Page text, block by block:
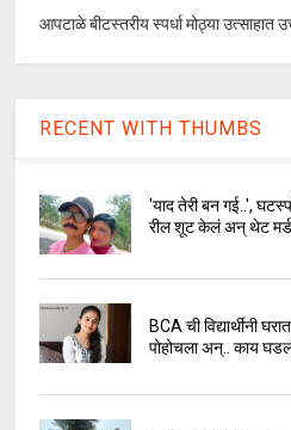
आपटाळे बीटस्तरीय स्पर्धा मोठ्या उत्साहात
RECENT WITH THUMBS
'याद तेरी बन गई..',
रील शूट केलं अन् थेट
BCA ची विद्यार्थीनी
पोहोचला अन्.. काय